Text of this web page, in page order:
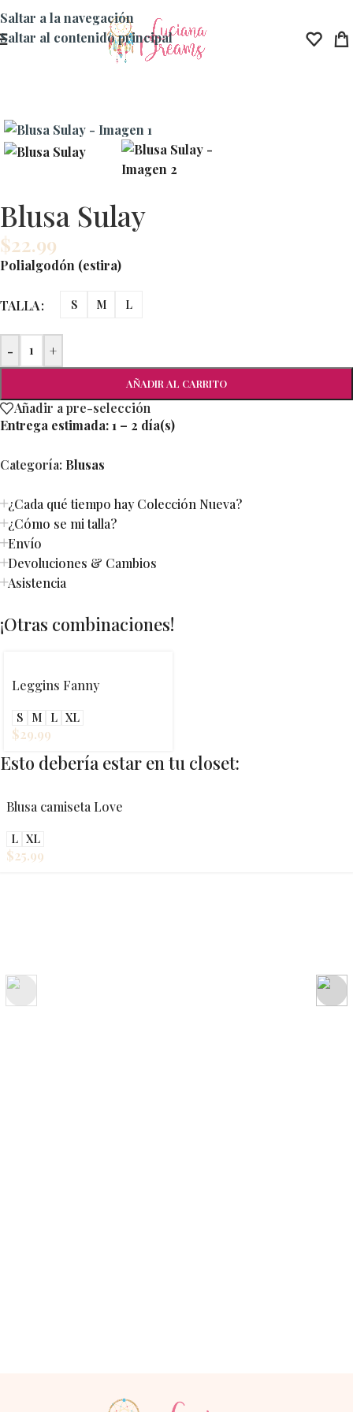
Saltar a la navegación
Saltar al contenido principal
Blusa Sulay
$22.99
Polialgodón (estira)
TALLA S M L
- +
AÑADIR AL CARRITO
Añadir a pre-selección
Entrega estimada:1 – 2 día(s)
Categoría: Blusas
¿Cada qué tiempo hay Colección Nueva?
¿Cómo se mi talla?
Envío
Devoluciones & Cambios
Asistencia
¡Otras combinaciones!
Leggins Fanny
S M L XL
$29.99
Esto debería estar en tu closet:
Blusa camiseta Love
L XL
$25.99